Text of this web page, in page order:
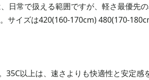
日常で扱える範囲ですが、軽さ最優先
サイズは420(160-170cm) 480(170-
以上は、速さよりも快適性と安定感